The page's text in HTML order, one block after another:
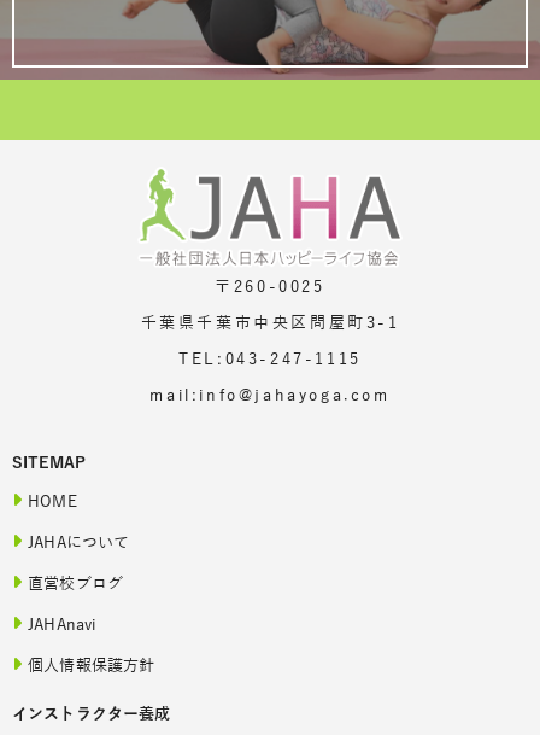
〒260-0025
千葉県千葉市中央区問屋町3-1
TEL:043-247-1115
mail:info@jahayoga.com
SITEMAP
HOME
JAHAについて
直営校ブログ
JAHAnavi
個人情報保護方針
インストラクター養成